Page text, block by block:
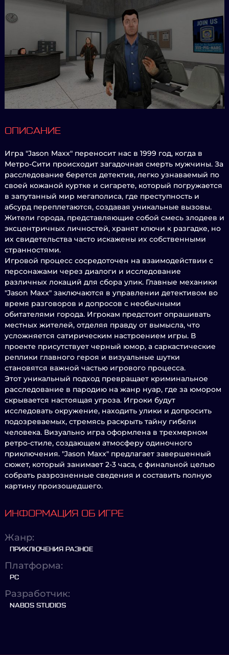
ОПИСАНИЕ
Игра "Jason Maxx" переносит нас в 1999 год, когда в
Метро-Сити происходит загадочная смерть мужчины. За
расследование берется детектив, легко узнаваемый по
своей кожаной куртке и сигарете, который погружается
в запутанный мир мегаполиса, где преступность и
абсурд переплетаются, создавая уникальные вызовы.
Жители города, представляющие собой смесь злодеев и
эксцентричных личностей, хранят ключи к разгадке, но
их свидетельства часто искажены их собственными
странностями.
Игровой процесс сосредоточен на взаимодействии с
персонажами через диалоги и исследование
различных локаций для сбора улик. Главные механики
"Jason Maxx" заключаются в управлении детективом во
время разговоров и допросов с необычными
обитателями города. Игрокам предстоит опрашивать
местных жителей, отделяя правду от вымысла, что
усложняется сатирическим настроением игры. В
проекте присутствует черный юмор, а саркастические
реплики главного героя и визуальные шутки
становятся важной частью игрового процесса.
Этот уникальный подход превращает криминальное
расследование в пародию на жанр нуар, где за юмором
скрывается настоящая угроза. Игроки будут
исследовать окружение, находить улики и допросить
подозреваемых, стремясь раскрыть тайну гибели
человека. Визуально игра оформлена в трехмерном
ретро-стиле, создающем атмосферу одиночного
приключения. "Jason Maxx" предлагает завершенный
сюжет, который занимает 2-3 часа, с финальной целью
собрать разрозненные сведения и составить полную
картину произошедшего.
ИНФОРМАЦИЯ ОБ ИГРЕ
Жанр:
ПРИКЛЮЧЕНИЯ РАЗНОЕ
Платформа:
PC
Разработчик:
NABOS STUDIOS